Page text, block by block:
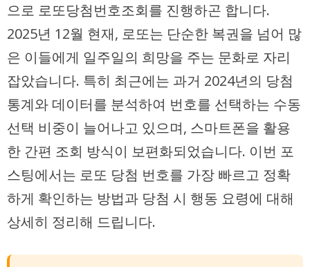
으로 로또당첨번호조회를 진행하곤 합니다.
2025년 12월 현재, 로또는 단순한 복권을 넘어 많
은 이들에게 일주일의 희망을 주는 문화로 자리
잡았습니다. 특히 최근에는 과거 2024년의 당첨
통계와 데이터를 분석하여 번호를 선택하는 수동
선택 비중이 늘어나고 있으며, 스마트폰을 활용
한 간편 조회 방식이 보편화되었습니다. 이번 포
스팅에서는 로또 당첨 번호를 가장 빠르고 정확
하게 확인하는 방법과 당첨 시 행동 요령에 대해
상세히 정리해 드립니다.